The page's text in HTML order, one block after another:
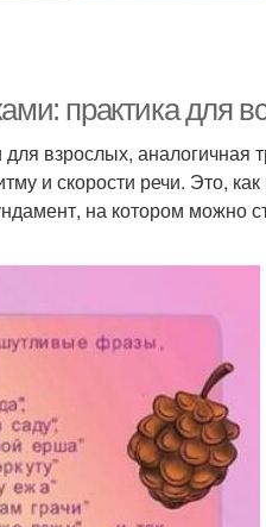
практика для
взрослых, аналогичная
и скорости речи. Это, как
на котором можно